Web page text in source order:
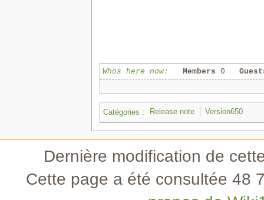
Whos here now: Members 0
Catégories : Release note Version650
Dernière modification de
Cette page a été consultée 48